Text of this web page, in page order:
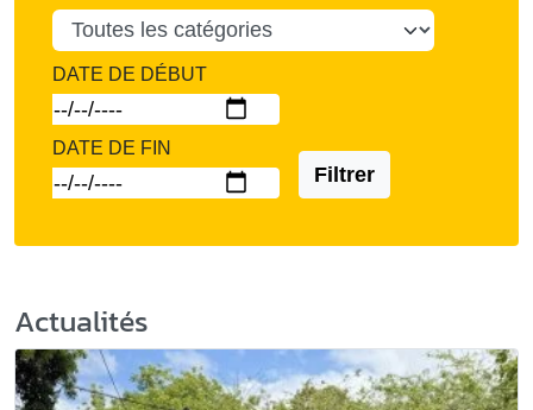
DATE DE DÉBUT
DATE DE FIN
Filtrer
Actualités